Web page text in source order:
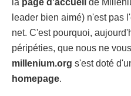
leader bien aimé) n'est pas
net. C'est pourquoi,
péripéties, que nous ne
millenium.org s'est doté
homepage.